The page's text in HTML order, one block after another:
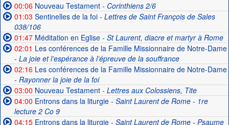
00:06 Nouveau Testament - Corinthiens 2/6
01:03 Sentinelles de la foi - Lettres de Saint François de Sales
038/106
01:47 Méditation en Eglise - St Laurent, diacre et martyr à Rome
02:01 Les conférences de la Famille Missionnaire de Notre-Dame
- La joie et l’espérance à l’épreuve de la souffrance
02:16 Les conférences de la Famille Missionnaire de Notre-Dame
- Rayonner la joie de la foi
03:00 Nouveau Testament - Lettres aux Colossiens, Tite
04:00 Entrons dans la liturgie - Saint Laurent de Rome - 1re
lecture 2 Co 9
04:15 Entrons dans la liturgie - Saint Laurent de Rome - Psaume